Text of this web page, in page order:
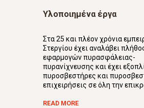
Υλοποιημένα έργα
Στα 25 και πλέον χρόνια
Στεργίου έχει αναλάβει
εφαρμογών πυρασφάλειας-
πυρανίχνευσης και έχει
πυροσβεστήρες και
επιχειρήσεις σε όλη την
READ MORE